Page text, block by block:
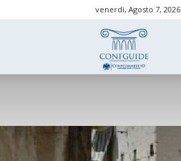
venerdì, Agosto 7, 2026